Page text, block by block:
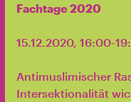
Fachtage 2020
15.12.2020, 16:00-
Antimuslimischer
Intersektionalität